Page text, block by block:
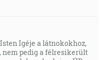
Isten Igéje a látnokokhoz,
nem pedig a félresikerült